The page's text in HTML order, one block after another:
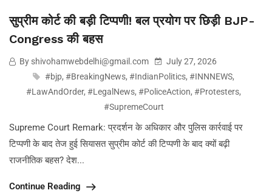
सुप्रीम कोर्ट की बड़ी टिप्पणी! बल प्रयोग पर छिड़ी BJP-
Congress की बहस
By shivohamwebdelhi@gmail.com
July 27, 2026
#bjp, #BreakingNews, #IndianPolitics, #INNNEWS,
#LawAndOrder, #LegalNews, #PoliceAction, #Protesters,
#SupremeCourt
Supreme Court Remark: प्रदर्शन के अधिकार और पुलिस कार्रवाई पर
टिप्पणी के बाद तेज हुई सियासत सुप्रीम कोर्ट की टिप्पणी के बाद क्यों बढ़ी
राजनीतिक बहस? देश...
Continue Reading